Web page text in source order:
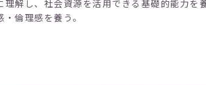
解し、社会資源を活用できる基礎的能力を養
倫理感を養う。